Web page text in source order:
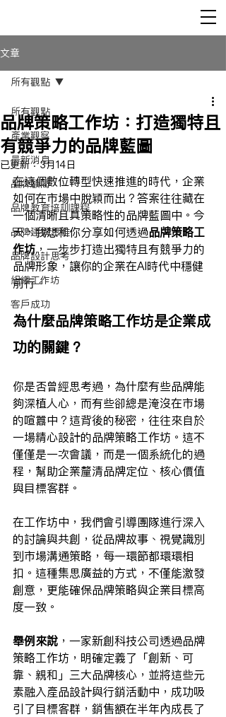
文章
所有觀點
產業觀察
最新消息
品牌顧問
品牌教育培訓課程
品牌建構思維
品牌設計思考
組織工作坊
客戶成功
所有觀點
品牌策略工作坊：打造獨特且
有競爭力的品牌藍圖
已更新：3月14日
在這個數位轉型快速推進的時代，企業
如何在市場中脫穎而出？答案往往藏在
一個清晰且具策略性的品牌藍圖中。今
天，我想和你分享如何透過品牌策略工
作坊，一步步打造出獨特且有競爭力的
品牌形象，讓你的企業在AI時代中穩健
前行。
為什麼品牌策略工作坊是企業成
功的關鍵？
你是否曾經思考過，為什麼有些品牌能
夠深植人心，而有些卻總是淹沒在市場
的喧囂中？這背後的秘密，往往來自於
一場精心設計的品牌策略工作坊。這不
僅僅是一次會議，而是一個系統化的過
程，幫助企業釐清品牌定位、核心價值
與目標客群。
在工作坊中，我們會引導團隊進行深入
的討論與共創，從品牌故事、視覺識別
到市場溝通策略，每一環節都環環相
扣。這種集思廣益的方式，不僅能激發
創意，更能確保品牌策略與企業目標高
度一致。
舉例來說 ，一家新創科技公司透過品牌
策略工作坊，明確定義了「創新、可
靠、親和」三大品牌核心，並將這些元
素融入產品設計與行銷活動中，成功吸
引了目標客群，銷售額在半年內成長了